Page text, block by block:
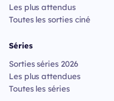
Les plus attendus
Toutes les sorties ciné
Séries
Sorties séries 2026
Les plus attendues
Toutes les séries